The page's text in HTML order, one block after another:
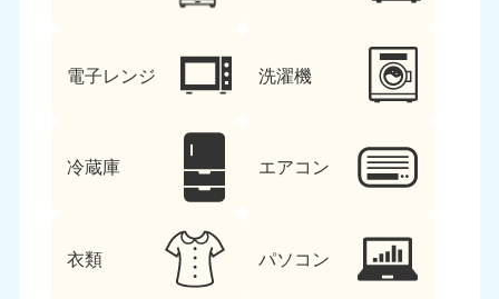
電子レンジ 洗濯機
冷蔵庫 エアコン
衣類 パソコン